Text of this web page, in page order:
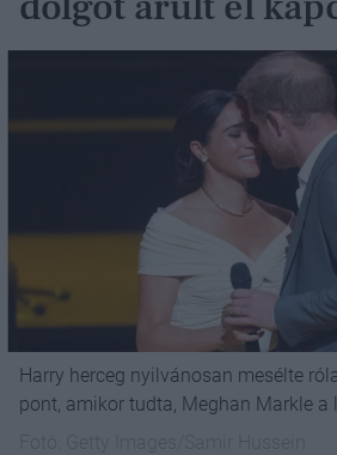
Harry herceg nyilvánosan mesélte
pont, amikor tudta, Meghan Markle a